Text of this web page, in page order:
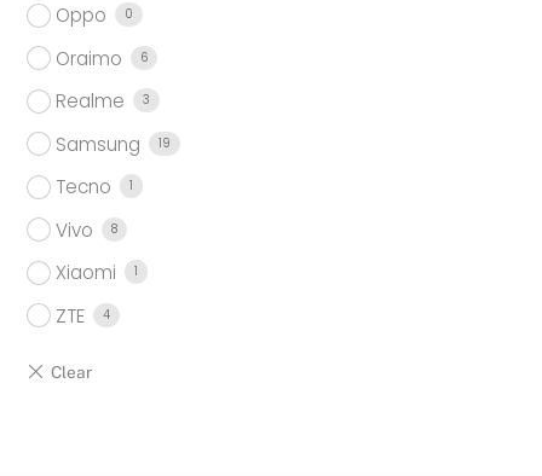
Oppo 0
Oraimo 6
Realme 3
Samsung 19
Tecno 1
Vivo 8
Xiaomi 1
ZTE 4